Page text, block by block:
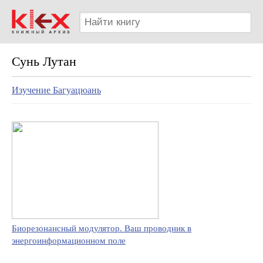
Сунь Лутан
Изучение Багуацюань
Биорезонансный модулятор. Ваш проводник в
энергоинформационном поле